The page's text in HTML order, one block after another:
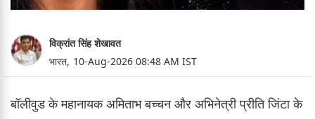
विक्रांत सिंह शेखावत
भारत, 10-Aug-2026 08:48 AM IST
बॉलीवुड के महानायक अमिताभ बच्चन और अभिनेत्री प्रीति जिंटा के